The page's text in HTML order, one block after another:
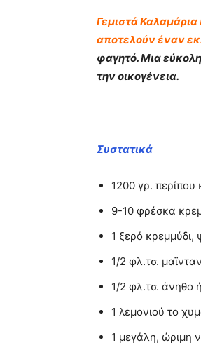
Γεμιστά
αποτελούν έναν
φαγητό. Μια
την οικογένεια.
Συστατικά
1200 γρ.
9-10 φρέσκα
1 ξερό κρεμμύδι,
1/2 φλ.τσ.
1/2 φλ.τσ. άνηθο
1 λεμονιού το
1 μεγάλη, ώριμη